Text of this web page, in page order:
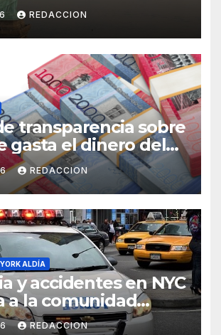
en NYC
REDACCION
transparencia sobre
gasta el dinero del
de Salud
REDACCION
ALDÍA
y accidentes en NYC
a la comunidad
REDACCION